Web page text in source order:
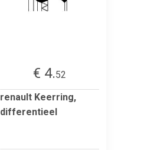
€ 4.52
renault Keerring,
differentieel